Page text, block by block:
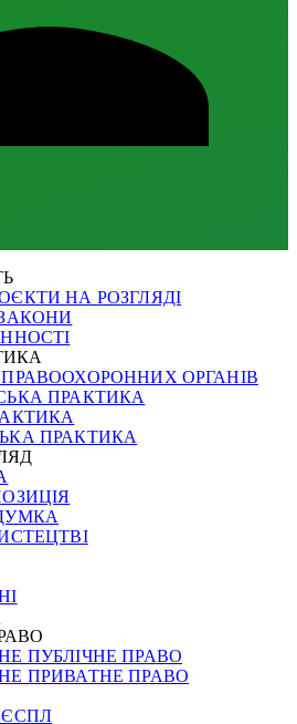
НА РОЗГЛЯДІ
ОРГАНІВ
ПРАКТИКА
ПРАКТИКА
ПУБЛІЧНЕ ПРАВО
ПРИВАТНЕ ПРАВО